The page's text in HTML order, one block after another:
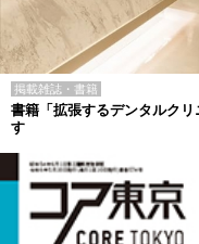
掲載雑誌・書籍
書籍「拡張するデンタルク
す